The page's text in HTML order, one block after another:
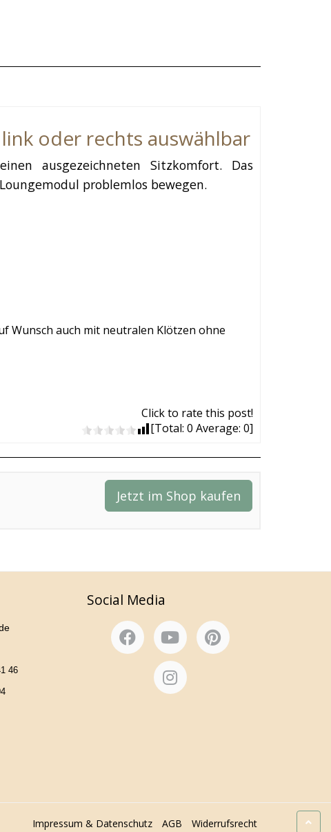
oder rechts auswählbar
ausgezeichneten Sitzkomfort. Das
problemlos bewegen.
Wunsch auch mit neutralen Klötzen ohne
Click to rate this post!
[Total: 0 Average: 0]
Jetzt im Shop kaufen
46
Social Media
Impressum & Datenschutz AGB Widerrufsrecht